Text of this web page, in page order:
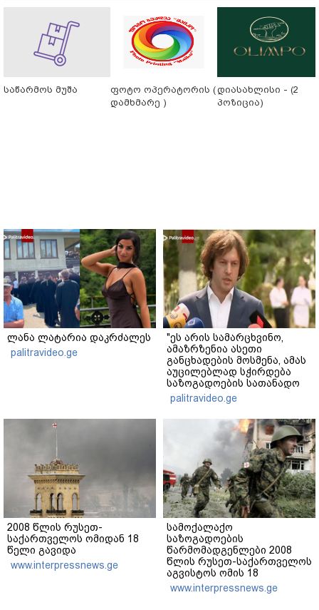
საწარმოს მუშა
ფოტო ოპერატორის (
დამხმარე )
დიასახლისი - (2
პოზიცია)
ლანა ლატარია დაკრძალეს
palitravideo.ge
"ეს არის სამარცხვინო,
ამაზრზენია ასეთი
განცხადების მოსმენა, ამას
აუცილებლად სჭირდება
საზოგადოების სათანადო
რეაქცია" - ირაკლი
კობახიძე
palitravideo.ge
2008 წლის რუსეთ-
საქართველოს ომიდან 18
წელი გავიდა
www.interpressnews.ge
სამოქალაქო
საზოგადოების
წარმომადგენლები 2008
წლის რუსეთ-საქართველოს
აგვისტოს ომის 18
წლისთავთან
დაკავშირებით ერთობლივ
www.interpressnews.ge